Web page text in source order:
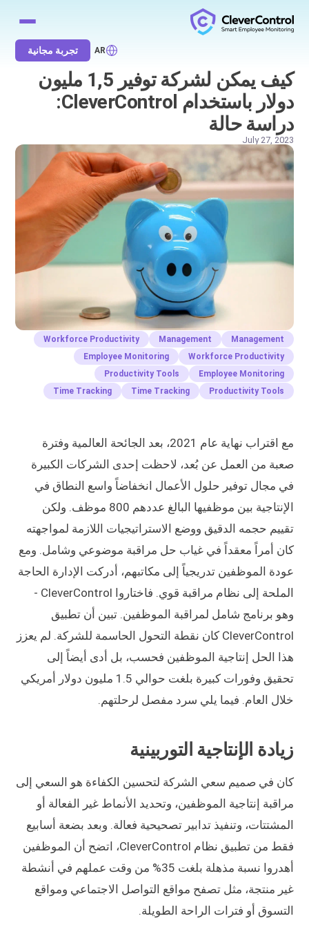
AR تجربة مجانية
كيف يمكن لشركة توفير 1,5 مليون
دولار باستخدام CleverControl:
دراسة حالة
July 27, 2023
Management
Management
Workforce Productivity
Workforce Productivity
Employee Monitoring
Employee Monitoring
Productivity Tools
Productivity Tools
Time Tracking
Time Tracking
مع اقتراب نهاية عام 2021، بعد الجائحة العالمية وفترة
صعبة من العمل عن بُعد، لاحظت إحدى الشركات الكبيرة
في مجال توفير حلول الأعمال انخفاضاً واسع النطاق في
الإنتاجية بين موظفيها البالغ عددهم 800 موظف. ولكن
تقييم حجمه الدقيق ووضع الاستراتيجيات اللازمة لمواجهته
كان أمراً معقداً في غياب حل مراقبة موضوعي وشامل. ومع
عودة الموظفين تدريجياً إلى مكاتبهم، أدركت الإدارة الحاجة
الملحة إلى نظام مراقبة قوي. فاختاروا CleverControl -
وهو برنامج شامل لمراقبة الموظفين. تبين أن تطبيق
CleverControl كان نقطة التحول الحاسمة للشركة. لم يعزز
هذا الحل إنتاجية الموظفين فحسب، بل أدى أيضاً إلى
تحقيق وفورات كبيرة بلغت حوالي 1.5 مليون دولار أمريكي
خلال العام. فيما يلي سرد مفصل لرحلتهم.
زيادة الإنتاجية التوربينية
كان في صميم سعي الشركة لتحسين الكفاءة هو السعي إلى
مراقبة إنتاجية الموظفين، وتحديد الأنماط غير الفعالة أو
المشتتات، وتنفيذ تدابير تصحيحية فعالة. وبعد بضعة أسابيع
فقط من تطبيق نظام CleverControl، اتضح أن الموظفين
أهدروا نسبة مذهلة بلغت 35% من وقت عملهم في أنشطة
غير منتجة، مثل تصفح مواقع التواصل الاجتماعي ومواقع
التسوق أو فترات الراحة الطويلة.